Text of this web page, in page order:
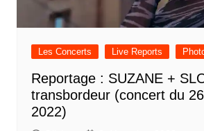
Les Concerts Live Reports
Reportage : SUZANE +
transbordeur (concert du
2022)